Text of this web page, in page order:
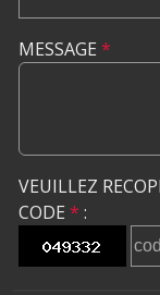
MESSAGE *
VEUILLEZ
CODE * :